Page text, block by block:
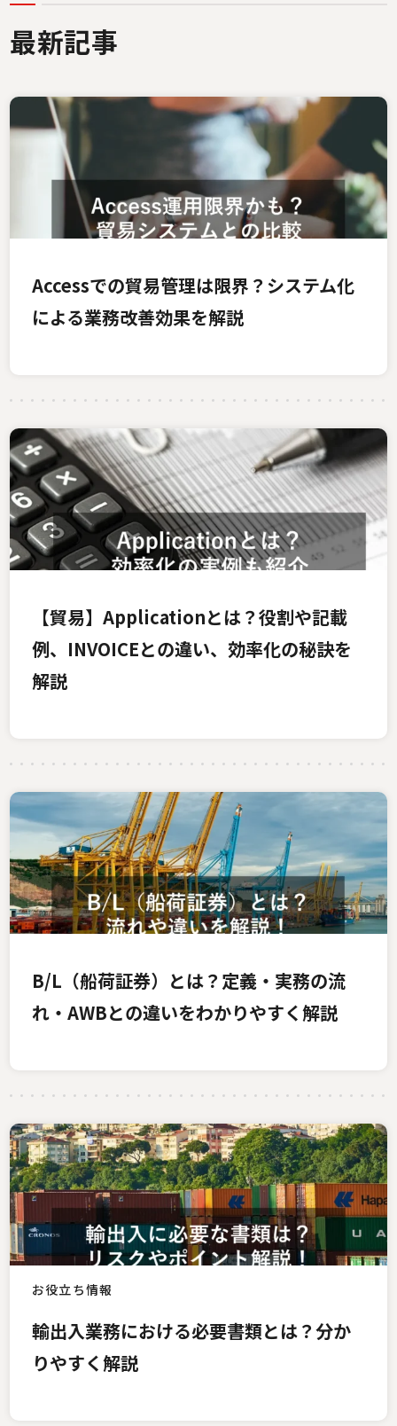
最新記事
Accessでの貿易管理は限界？システム化
による業務改善効果を解説
【貿易】Applicationとは？役割や記載
例、INVOICEとの違い、効率化の秘訣を
解説
B/L（船荷証券）とは？定義・実務の流
れ・AWBとの違いをわかりやすく解説
お役立ち情報
輸出入業務における必要書類とは？分か
りやすく解説